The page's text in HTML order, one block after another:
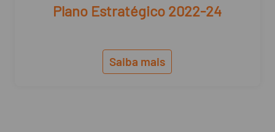
Plano Estratégico 2022-24
Saiba mais